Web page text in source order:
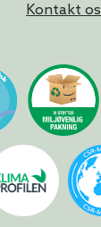
Kontakt os